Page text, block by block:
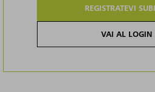
REGISTRATEVI
VAI AL LOGIN